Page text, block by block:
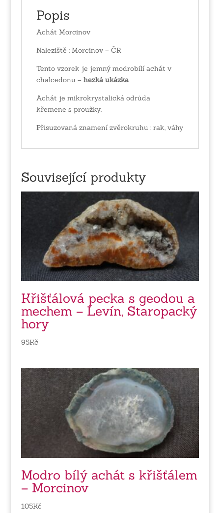
Popis
Achát Morcinov
Naleziště : Morcinov – ČR
Tento vzorek je jemný modrobílí achát v
chalcedonu – hezká ukázka
Achát je mikrokrystalická odrůda
křemene s proužky.
Přisuzovaná znamení zvěrokruhu : rak, váhy
Související produkty
Křišťálová pecka s geodou a
mechem – Levín, Staropacký
hory
95Kč
Modro bílý achát s křišťálem
– Morcinov
105Kč